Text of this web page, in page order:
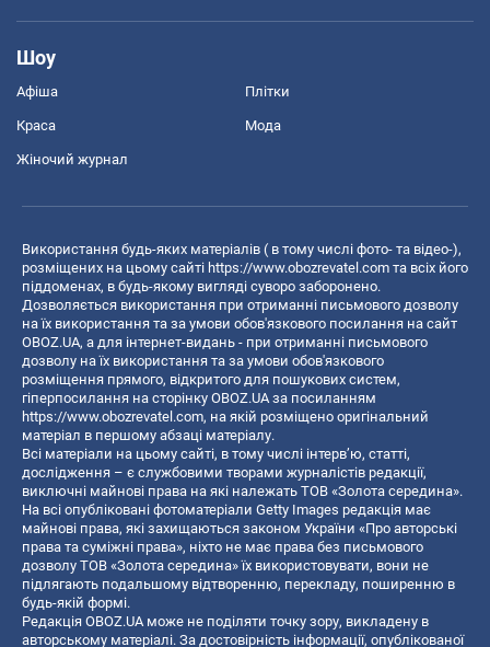
Шоу
Афіша Плітки
Краса Мода
Жіночий журнал
Використання будь-яких матеріалів ( в тому числі фото- та відео-),
розміщених на цьому сайті https://www.obozrevatel.com та всіх його
піддоменах, в будь-якому вигляді суворо заборонено.
Дозволяється використання при отриманні письмового дозволу
на їх використання та за умови обов'язкового посилання на сайт
OBOZ.UA, а для інтернет-видань - при отриманні письмового
дозволу на їх використання та за умови обов'язкового
розміщення прямого, відкритого для пошукових систем,
гіперпосилання на сторінку OBOZ.UA за посиланням
https://www.obozrevatel.com, на якій розміщено оригінальний
матеріал в першому абзаці матеріалу.
Всі матеріали на цьому сайті, в тому числі інтерв’ю, статті,
дослідження – є службовими творами журналістів редакції,
виключні майнові права на які належать ТОВ «Золота середина».
На всі опубліковані фотоматеріали Getty Images редакція має
майнові права, які захищаються законом України «Про авторські
права та суміжні права», ніхто не має права без письмового
дозволу ТОВ «Золота середина» їх використовувати, вони не
підлягають подальшому відтворенню, перекладу, поширенню в
будь-якій формі.
Редакція OBOZ.UA може не поділяти точку зору, викладену в
авторському матеріалі. За достовірність інформації, опублікованої